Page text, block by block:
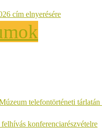
cím elnyerésére
telefontörténeti tárlatán
konferenciarészvételre